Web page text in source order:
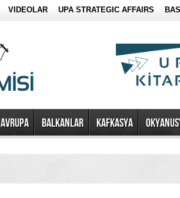
VIDEOLAR UPA STRATEGIC AFFAIRS
AVRUPA BALKANLAR KAFKASYA